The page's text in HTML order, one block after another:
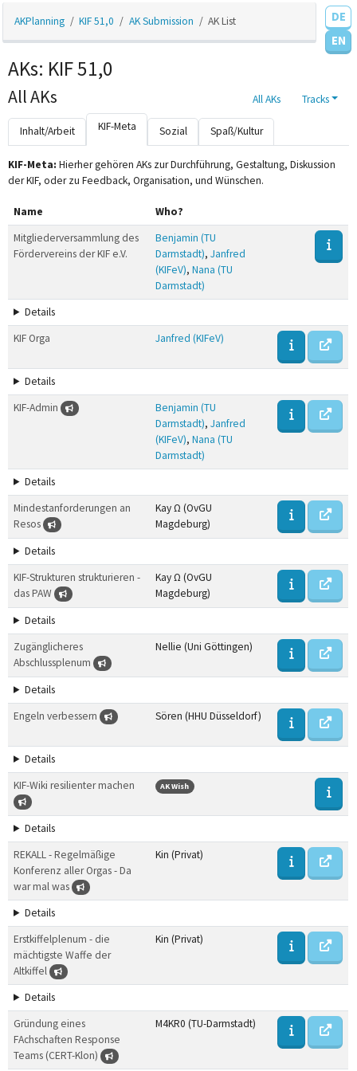
DE
EN
AKPlanning KIF 51,0 AK Submission AK List
AKs: KIF 51,0
All AKs Tracks
All AKs
Inhalt/Arbeit KIF-Meta Sozial Spaß/Kultur
KIF-Meta: Hierher gehören AKs zur Durchführung, Gestaltung, Diskussion
der KIF, oder zu Feedback, Organisation, und Wünschen.
Name
Who?
Mitgliederversammlung des
Fördervereins der KIF e.V.
Benjamin (TU
Darmstadt), Janfred
(KIFeV), Nana (TU
Darmstadt)
Details
KIF Orga
Janfred (KIFeV)
Details
KIF-Admin
Benjamin (TU
Darmstadt), Janfred
(KIFeV), Nana (TU
Darmstadt)
Details
Mindestanforderungen an
Resos
Kay Ω (OvGU
Magdeburg)
Details
KIF-Strukturen strukturieren -
das PAW
Kay Ω (OvGU
Magdeburg)
Details
Zugänglicheres
Abschlussplenum
Nellie (Uni Göttingen)
Details
Engeln verbessern
Sören (HHU Düsseldorf)
Details
KIF-Wiki resilienter machen
AK Wish
Details
REKALL - Regelmäßige
Konferenz aller Orgas - Da
war mal was
Kin (Privat)
Details
Erstkiffelplenum - die
mächtigste Waffe der
Altkiffel
Kin (Privat)
Details
Gründung eines
FAchschaften Response
Teams (CERT-Klon)
M4KR0 (TU-Darmstadt)